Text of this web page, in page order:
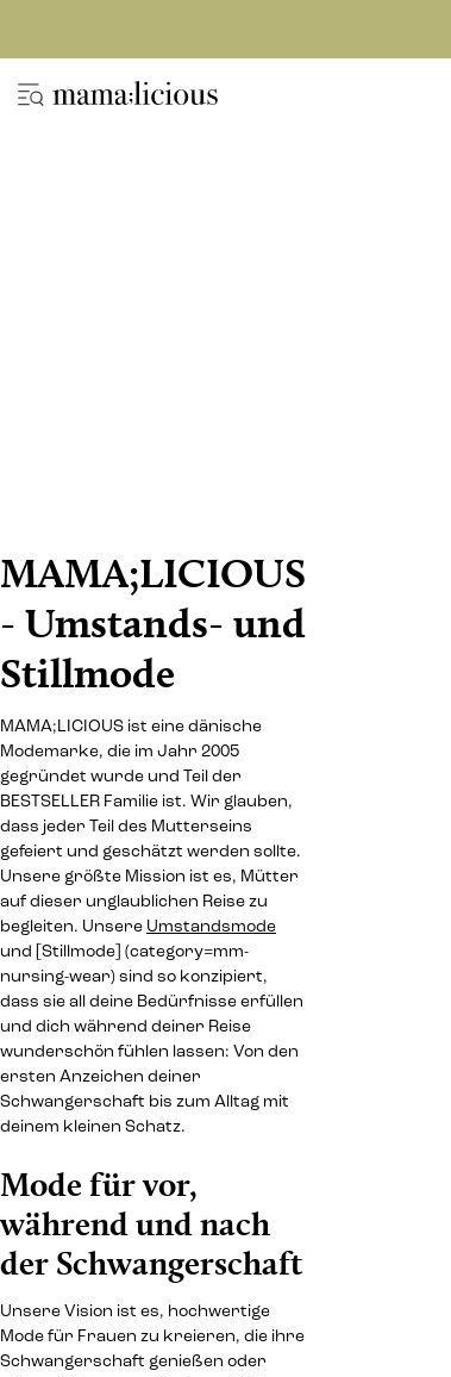
MAMA;LICIOUS
- Umstands- und
Stillmode
MAMA;LICIOUS ist eine dänische
Modemarke, die im Jahr 2005
gegründet wurde und Teil der
BESTSELLER Familie ist. Wir glauben,
dass jeder Teil des Mutterseins
gefeiert und geschätzt werden sollte.
Unsere größte Mission ist es, Mütter
auf dieser unglaublichen Reise zu
begleiten. Unsere Umstandsmode
und [Stillmode] (category=mm-
nursing-wear) sind so konzipiert,
dass sie all deine Bedürfnisse erfüllen
und dich während deiner Reise
wunderschön fühlen lassen: Von den
ersten Anzeichen deiner
Schwangerschaft bis zum Alltag mit
deinem kleinen Schatz.
Mode für vor,
während und nach
der Schwangerschaft
Unsere Vision ist es, hochwertige
Mode für Frauen zu kreieren, die ihre
Schwangerschaft genießen oder